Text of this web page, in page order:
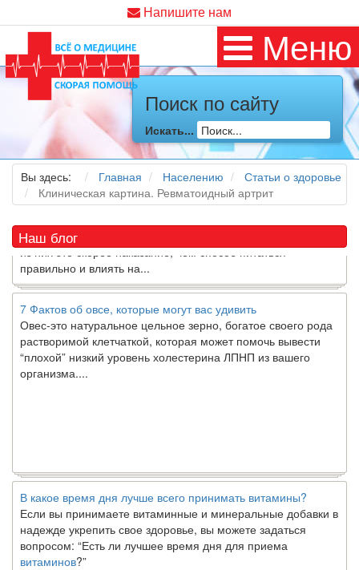
Напишите нам
Меню
Поиск по сайту
Искать...
Вы здесь: Главная Населению
Статьи о здоровье
Клиническая картина. Ревматоидный артрит
Наш блог
Как я заболел во время локдауна?
Это странная ситуация: вы соблюдали все меры
предосторожности COVID-19 (вы почти все время дома),
но, тем не менее, вы каким-то образом простудились. Вы
можете задаться...
5 причин обратить внимание на средиземноморскую диету
Какдиетолог, я вижу, что многие причудливые диеты
приходят в нашужизньи быстро исчезают из нее. Многие
из них это скорее наказание, чем способ питаться
правильно и влиять на...
7 Фактов об овсе, которые могут вас удивить
Овес-это натуральное цельное зерно, богатое своего рода
растворимой клетчаткой, которая может помочь вывести
“плохой” низкий уровень холестерина ЛПНП из вашего
организма....
В какое время дня лучше всего принимать витамины?
Если вы принимаете витаминные и минеральные добавки в
надежде укрепить свое здоровье, вы можете задаться
вопросом: “Есть ли лучшее время дня для приема
витаминов ?”